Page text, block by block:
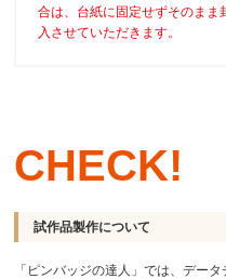
合は、台紙に固定せずそのまま
入させていただきます。
CHECK!
試作品製作について
「ピンバッジの達人」では、デー